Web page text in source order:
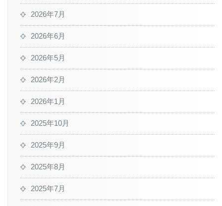
2026年7月
2026年6月
2026年5月
2026年2月
2026年1月
2025年10月
2025年9月
2025年8月
2025年7月